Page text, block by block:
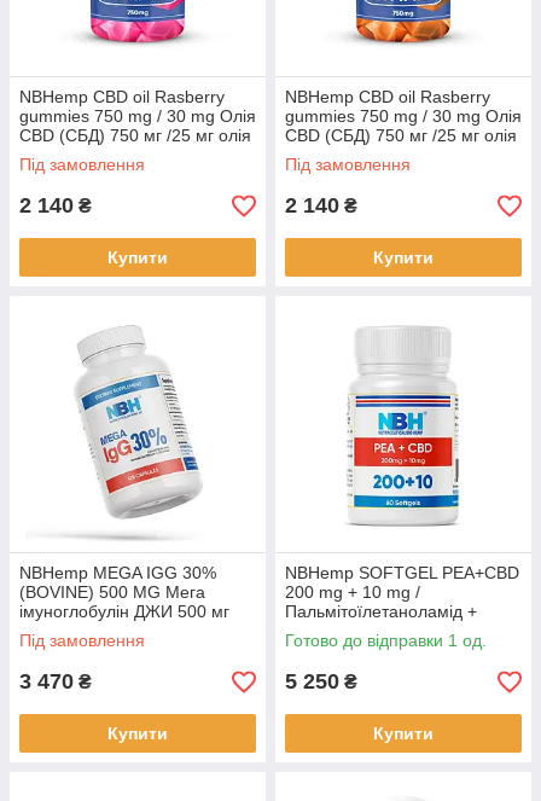
NBHemp CBD oil Rasberry
gummies 750 mg / 30 mg Олія
CBD (СБД) 750 мг /25 мг олія
КБД 30 цукерок BX953
Під замовлення
2 140 ₴
Купити
NBHemp CBD oil Rasberry
gummies 750 mg / 30 mg Олія
CBD (СБД) 750 мг /25 мг олія
КБД 30 цукерок. BX953
Під замовлення
2 140 ₴
Купити
NBHemp MEGA IGG 30%
(BOVINE) 500 MG Мега
імуноглобулін ДЖИ 500 мг
120 капсул BX112
Під замовлення
3 470 ₴
Купити
NBHemp SOFTGEL PEA+CBD
200 mg + 10 mg /
Пальмітоїлетаноламід +
канабідіол (ПЕА/СБД) 60 г.
гель. капс. BX441
Готово до відправки 1 од.
5 250 ₴
Купити